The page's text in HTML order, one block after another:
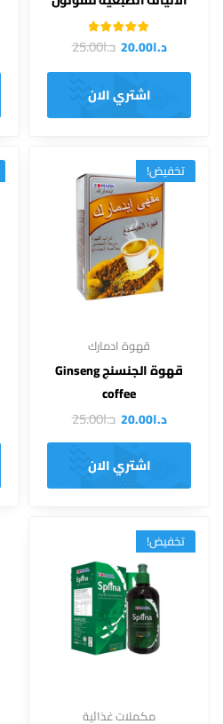
تم التقييم
4.00من 5 د.ا20.00 د.ا25.00
اشتري الان
تخفيض!
قهوة ادمارك
قهوة الجنسنج Ginseng
coffee
د.ا20.00 د.ا25.00
اشتري الان
تخفيض!
مكملات غذائية